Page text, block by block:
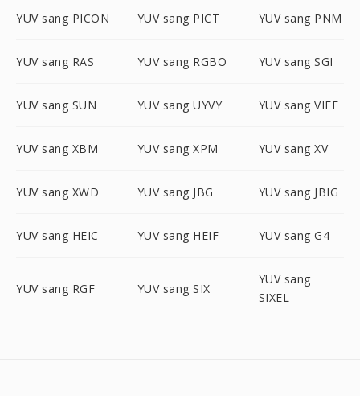
YUV sang PICON YUV sang PICT YUV sang PNM
YUV sang RAS YUV sang RGBO YUV sang SGI
YUV sang SUN YUV sang UYVY YUV sang VIFF
YUV sang XBM YUV sang XPM YUV sang XV
YUV sang XWD YUV sang JBG YUV sang JBIG
YUV sang HEIC YUV sang HEIF YUV sang G4
YUV sang RGF YUV sang SIX
YUV sang
SIXEL